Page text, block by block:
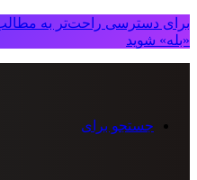
برای دسترسی راحت‌تر به مطالب
«بله» شوید
جستجو برای